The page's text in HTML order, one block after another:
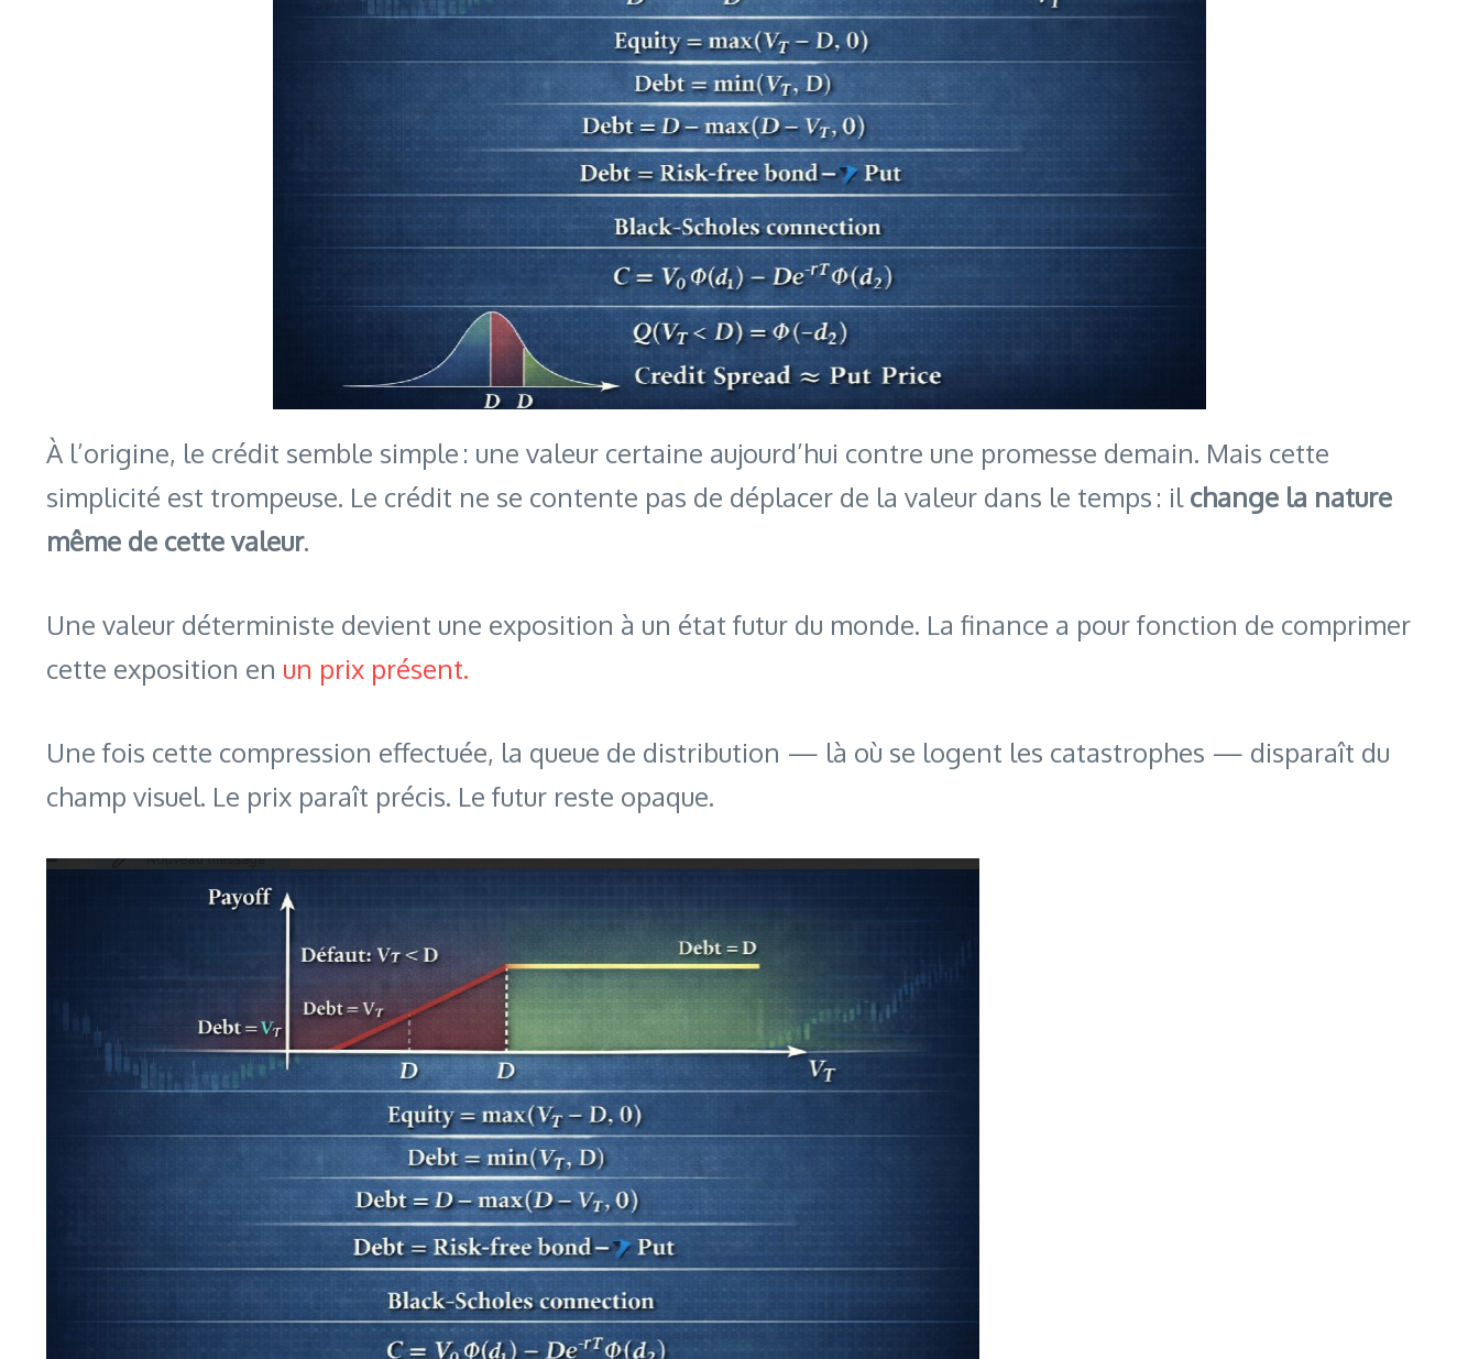
À l’origine, le crédit semble simple : une valeur certaine aujourd’hui contre une promesse demain. Mais cette
simplicité est trompeuse. Le crédit ne se contente pas de déplacer de la valeur dans le temps : ilchange la nature
même de cette valeur.
Une valeur déterministe devient une exposition à un état futur du monde. La finance a pour fonction de comprimer
cette exposition en un prix présent.
Une fois cette compression effectuée, la queue de distribution — là où se logent les catastrophes — disparaît du
champ visuel. Le prix paraît précis. Le futur reste opaque.